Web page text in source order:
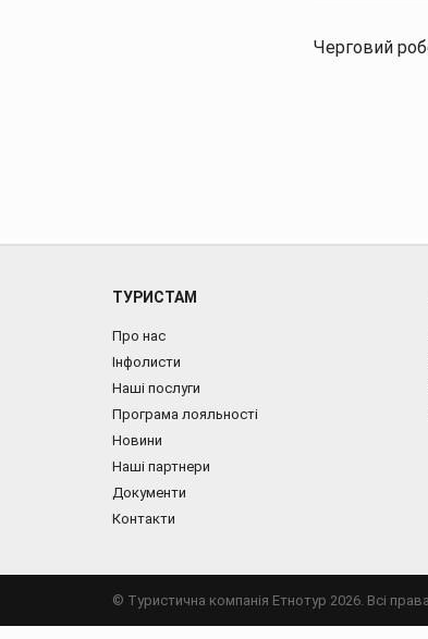
Черговий
ТУРИСТАМ
Про нас
Інфолисти
Наші послуги
Програма лояльності
Новини
Наші партнери
Документи
Контакти
© Туристична компанія Етнотур 2026. Всі права